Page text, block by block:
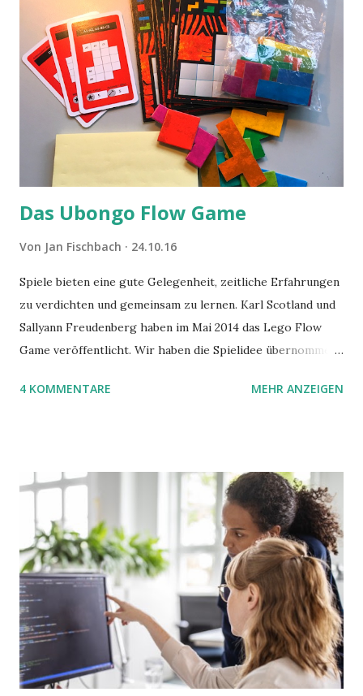
Das Ubongo Flow Game
Von Jan Fischbach 24.10.16
Spiele bieten eine gute Gelegenheit, zeitliche Erfahrungen
zu verdichten und gemeinsam zu lernen. Karl Scotland und
Sallyann Freudenberg haben im Mai 2014 das Lego Flow
Game veröffentlicht. Wir haben die Spielidee übernommen,
benutzen wir Material aus Grzegorz Rejchtmans Ubongo-
4 KOMMENTARE MEHR ANZEIGEN